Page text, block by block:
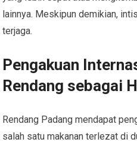
lainnya. Meskipun demikian,
terjaga.
Pengakuan
Rendang sebagai
Rendang Padang mendapat
salah satu makanan terlezat di